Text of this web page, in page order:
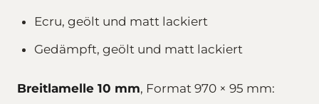
Ecru, geölt und matt lackiert
Gedämpft, geölt und matt lackiert
Breitlamelle 10 mm, Format 970 × 95 mm: